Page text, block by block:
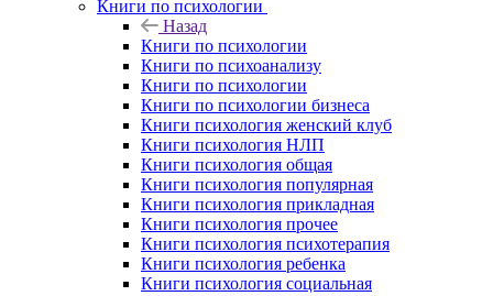
Книги по психологии
Назад
Книги по психологии
Книги по психоанализу
Книги по психологии
Книги по психологии бизнеса
Книги психология женский клуб
Книги психология НЛП
Книги психология общая
Книги психология популярная
Книги психология прикладная
Книги психология прочее
Книги психология психотерапия
Книги психология ребенка
Книги психология социальная